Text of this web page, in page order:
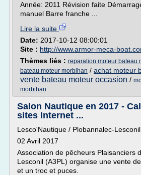
Année: 2011 Révision faite
manuel Barre franche ...
Lire la suite
Date: 2017-10-12 08:00:01
Site : http://www.armor-meca-
Thèmes liés : reparation moteur bateau
bateau moteur morbihan / achat moteur
vente bateau moteur occasion /
morbihan
Salon Nautique en 2017 -
sites Internet ...
Lesco'Nautique / Plobannalec-Lesconil
02 Avril 2017
Association de pêcheurs Plaisanciers
Lesconil (A3PL) organise une vente
et un troc et puces.